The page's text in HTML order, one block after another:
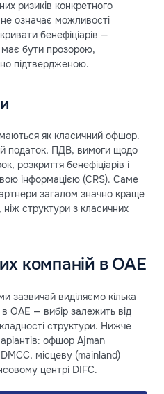
ризиків конкретного
означає можливості
бенефіціарів —
бути прозорою,
підтвердженою.
як класичний офшор.
податок, ПДВ, вимоги щодо
розкриття бенефіціарів і
інформацією (CRS). Саме
загалом значно краще
структури з класичних
компаній в ОАЕ
зазвичай виділяємо кілька
в ОАЕ — вибір залежить від
структури. Нижче
офшор Ajman
місцеву (mainland)
центрі DIFC.